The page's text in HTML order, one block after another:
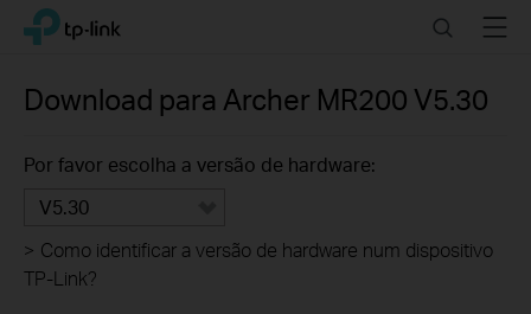
Click
navigation
TP-Link, Reliably Smart SearchMenu
Download para Archer MR200 V5.30
Por favor escolha a versão de hardware:
V5.30
> Como identificar a versão de hardware num dispositivo
TP-Link?